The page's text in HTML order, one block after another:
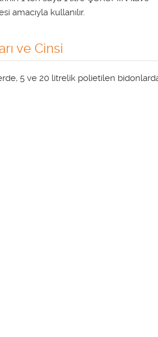
amacıyla kullanılır.
ve Cinsi
5 ve 20 litrelik polietilen